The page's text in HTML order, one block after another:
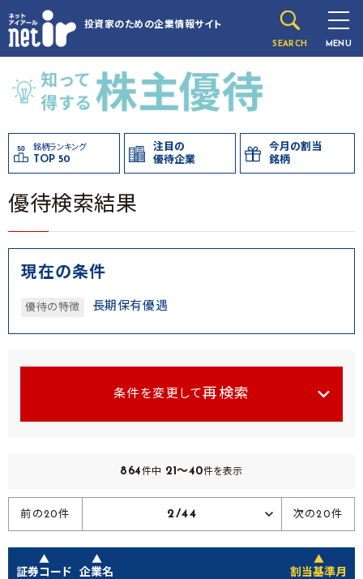
投資家のための企業情報サイト
SEARCH MENU
銘柄ランキング
TOP 50
注目の
優待企業
今月の割当
銘柄
優待検索結果
現在の条件
優待の特徴 長期保有優遇
条件を変更して 再検索
864件中 21～40件を表示
前の20件 2/44 次の20件
▲
証券コード
▲
企業名
▲
割当基準月